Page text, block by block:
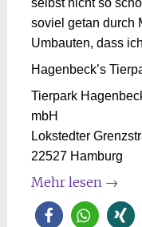
soviel getan durch
Umbauten, dass
Hagenbeck’s
Tierpark
mbH
Lokstedter
22527 Hamburg
Mehr lesen →